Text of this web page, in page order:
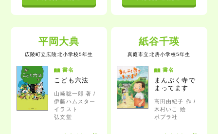
平岡大典
広陵町立広陵北小学校5年生
書名
こども六法
山崎聡一郎 著 /
伊藤ハムスター
イラスト
弘文堂
紙谷千瑛
真庭市立北房小学校5年生
書名
まんぷく寺で
まってます
高田由紀子 作 /
木村いこ 絵
ポプラ社